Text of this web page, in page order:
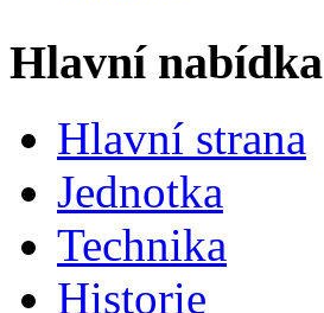
Hlavní nabídka
Hlavní strana
Jednotka
Technika
Historie